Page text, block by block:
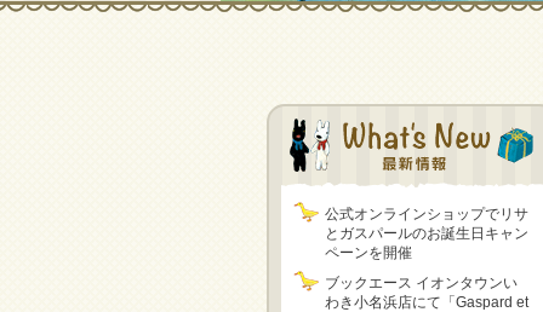
公式オンラインショップでリサ
とガスパールのお誕生日キャン
ペーンを開催
ブックエース イオンタウンい
わき小名浜店にて「Gaspard et